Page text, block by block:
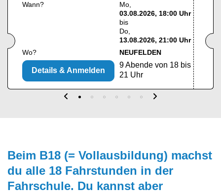
Wann?
Mo
03.08.2026, 18:00 Uhr
bis
Do
13.08.2026, 21:00 Uhr
Wo?
NEUFELDEN
9 Abende von 18 bis
21 Uhr
Details & Anmelden
Beim B18 (= Vollausbildung) machst
du alle 18 Fahrstunden in der
Fahrschule. Du kannst aber